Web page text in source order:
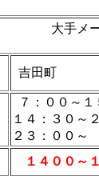
大手メ
吉田町
７：００～１
１４：３０～
２３：００～
１４００～